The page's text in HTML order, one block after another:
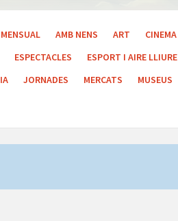
AMB NENS ART CINEMA
ESPECTACLES ESPORT I AIRE LLIURE
JORNADES MERCATS MUSEUS